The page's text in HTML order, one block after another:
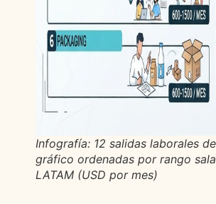
Infografía: 12 salidas laborales
gráfico ordenadas por rango
LATAM (USD por mes)